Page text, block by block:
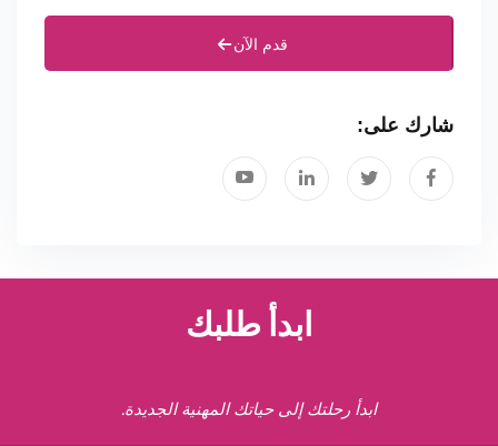
قدم الآن
شارك على:
ابدأ طلبك
ابدأ رحلتك إلى حياتك المهنية الجديدة.